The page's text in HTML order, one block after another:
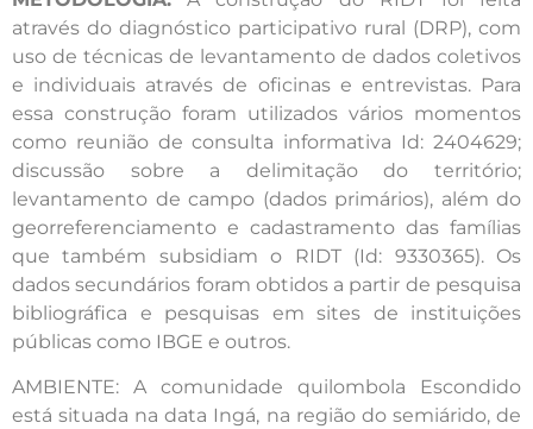
através do diagnóstico participativo rural (DRP), com
uso de técnicas de levantamento de dados coletivos
e individuais através de oficinas e entrevistas. Para
essa construção foram utilizados vários momentos
como reunião de consulta informativa Id: 2404629;
discussão sobre a delimitação do território;
levantamento de campo (dados primários), além do
georreferenciamento e cadastramento das famílias
que também subsidiam o RIDT (Id: 9330365). Os
dados secundários foram obtidos a partir de pesquisa
bibliográfica e pesquisas em sites de instituições
públicas como IBGE e outros.
AMBIENTE: A comunidade quilombola Escondido
está situada na data Ingá, na região do semiárido, de